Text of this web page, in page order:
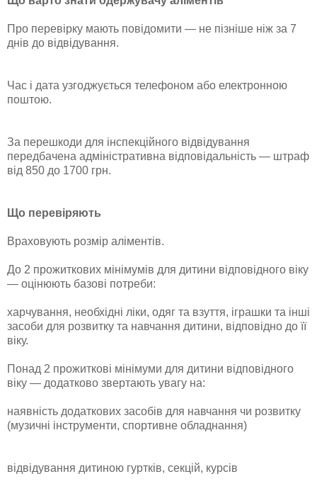
Про перевірку мають повідомити — не пізніше ніж за 7
днів до відвідування.
Час і дата узгоджується телефоном або електронною
поштою.
За перешкоди для інспекційного відвідування
передбачена адміністративна відповідальність — штраф
від 850 до 1700 грн.
Що перевіряють
Враховують розмір аліментів.
До 2 прожиткових мінімумів для дитини відповідного віку
— оцінюють базові потреби:
харчування, необхідні ліки, одяг та взуття, іграшки та інші
засоби для розвитку та навчання дитини, відповідно до її
віку.
Понад 2 прожиткові мінімуми для дитини відповідного
віку — додатково звертають увагу на:
наявність додаткових засобів для навчання чи розвитку
(музичні інструменти, спортивне обладнання)
відвідування дитиною гуртків, секцій, курсів